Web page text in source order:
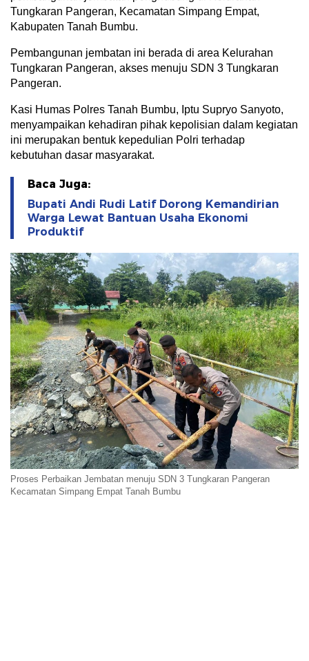
Tungkaran Pangeran, Kecamatan Simpang Empat,
Kabupaten Tanah Bumbu.
Pembangunan jembatan ini berada di area Kelurahan
Tungkaran Pangeran, akses menuju SDN 3 Tungkaran
Pangeran.
Kasi Humas Polres Tanah Bumbu, Iptu Supryo Sanyoto,
menyampaikan kehadiran pihak kepolisian dalam kegiatan
ini merupakan bentuk kepedulian Polri terhadap
kebutuhan dasar masyarakat.
Baca Juga:
Bupati Andi Rudi Latif Dorong Kemandirian
Warga Lewat Bantuan Usaha Ekonomi
Produktif
Proses Perbaikan Jembatan menuju SDN 3 Tungkaran Pangeran
Kecamatan Simpang Empat Tanah Bumbu